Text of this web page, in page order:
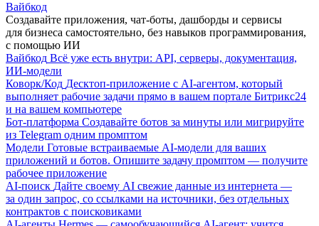
Вайбкод
Создавайте приложения, чат-боты, дашборды и сервисы
для бизнеса самостоятельно, без навыков программирования,
с помощью ИИ
Вайбкод Всё уже есть внутри: API, серверы, документация,
ИИ-модели
Коворк/Код Десктоп-приложение с AI-агентом, который
выполняет рабочие задачи прямо в вашем портале Битрикс24
и на вашем компьютере
Бот-платформа Создавайте ботов за минуты или мигрируйте
из Telegram одним промптом
Модели Готовые встраиваемые AI-модели для ваших
приложений и ботов. Опишите задачу промптом — получите
рабочее приложение
AI-поиск Дайте своему AI свежие данные из интернета —
за один запрос, со ссылками на источники, без отдельных
контрактов с поисковиками